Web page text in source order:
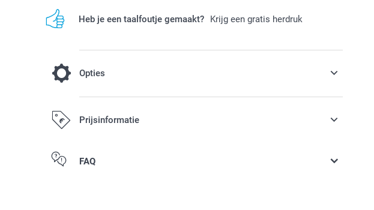
Heb je een taalfoutje gemaakt? Krijg een gratis herdruk
Opties
Tover je mok om in een magische kerstmok
Prijsinformatie
Alle prijzen zijn in EURO (€) inclusief BTW en exclusief verzendkosten.
FAQ